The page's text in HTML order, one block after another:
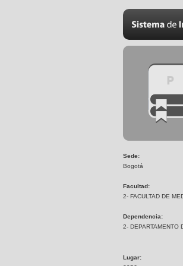
Sede:
Bogotá
Facultad:
2- FACULTAD DE
Dependencia:
2- DEPARTAMENTO
Lugar: